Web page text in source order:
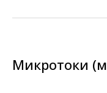
Микротоки